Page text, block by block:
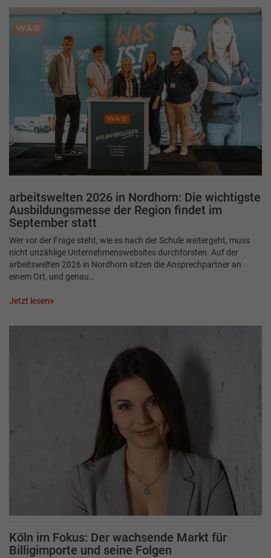
arbeitswelten 2026 in Nordhorn: Die wichtigste
Ausbildungsmesse der Region findet im
September statt
Wer vor der Frage steht, wie es nach der Schule weitergeht, muss
nicht unzählige Unternehmenswebsites durchforsten. Auf der
arbeitswelten 2026 in Nordhorn sitzen die Ansprechpartner an
einem Ort, und genau…
Jetzt lesen
Köln im Fokus: Der wachsende Markt für
Billigimporte und seine Folgen